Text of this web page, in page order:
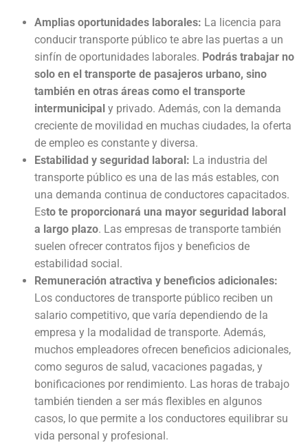
Amplias oportunidades laborales: La licencia para
conducir transporte público te abre las puertas a un
sinfín de oportunidades laborales. Podrás trabajar no
solo en el transporte de pasajeros urbano, sino
también en otras áreas como el transporte
intermunicipal y privado. Además, con la demanda
creciente de movilidad en muchas ciudades, la oferta
de empleo es constante y diversa.
Estabilidad y seguridad laboral: La industria del
transporte público es una de las más estables, con
una demanda continua de conductores capacitados.
Esto te proporcionará una mayor seguridad laboral
a largo plazo. Las empresas de transporte también
suelen ofrecer contratos fijos y beneficios de
estabilidad social.
Remuneración atractiva y beneficios adicionales:
Los conductores de transporte público reciben un
salario competitivo, que varía dependiendo de la
empresa y la modalidad de transporte. Además,
muchos empleadores ofrecen beneficios adicionales,
como seguros de salud, vacaciones pagadas, y
bonificaciones por rendimiento. Las horas de trabajo
también tienden a ser más flexibles en algunos
casos, lo que permite a los conductores equilibrar su
vida personal y profesional.